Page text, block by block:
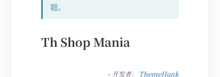
题。
Th Shop Mania
– 开发者： ThemeHunk